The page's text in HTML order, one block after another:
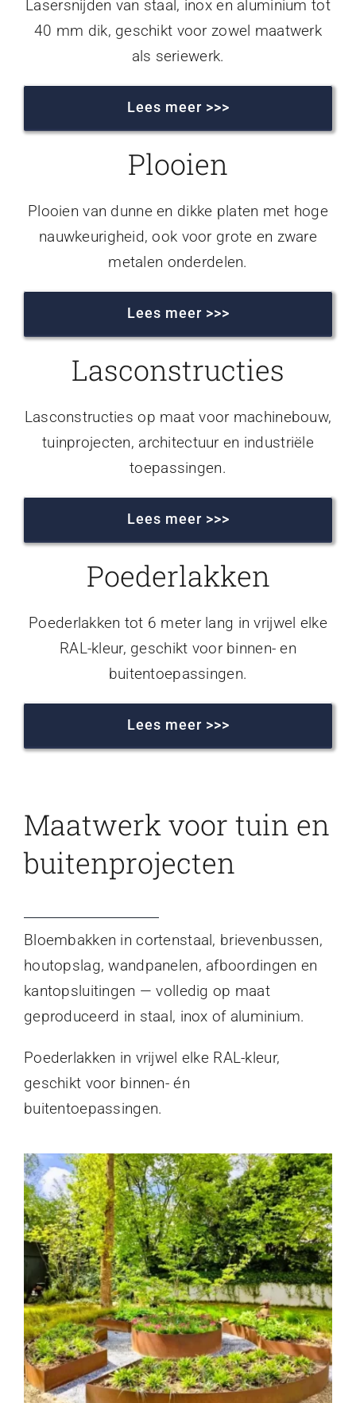
Lasersnijden van staal, inox en aluminium tot
40 mm dik, geschikt voor zowel maatwerk
als seriewerk.
Lees meer >>>
Plooien
Plooien van dunne en dikke platen met hoge
nauwkeurigheid, ook voor grote en zware
metalen onderdelen.
Lees meer >>>
Lasconstructies
Lasconstructies op maat voor machinebouw,
tuinprojecten, architectuur en industriële
toepassingen.
Lees meer >>>
Poederlakken
Poederlakken tot 6 meter lang in vrijwel elke
RAL-kleur, geschikt voor binnen- en
buitentoepassingen.
Lees meer >>>
Maatwerk voor tuin en
buitenprojecten
Bloembakken in cortenstaal, brievenbussen,
houtopslag, wandpanelen, afboordingen en
kantopsluitingen — volledig op maat
geproduceerd in staal, inox of aluminium.
Poederlakken in vrijwel elke RAL-kleur,
geschikt voor binnen- én
buitentoepassingen.